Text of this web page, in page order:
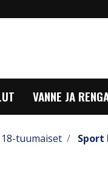
VANNE JA
18-tuumaiset Sport